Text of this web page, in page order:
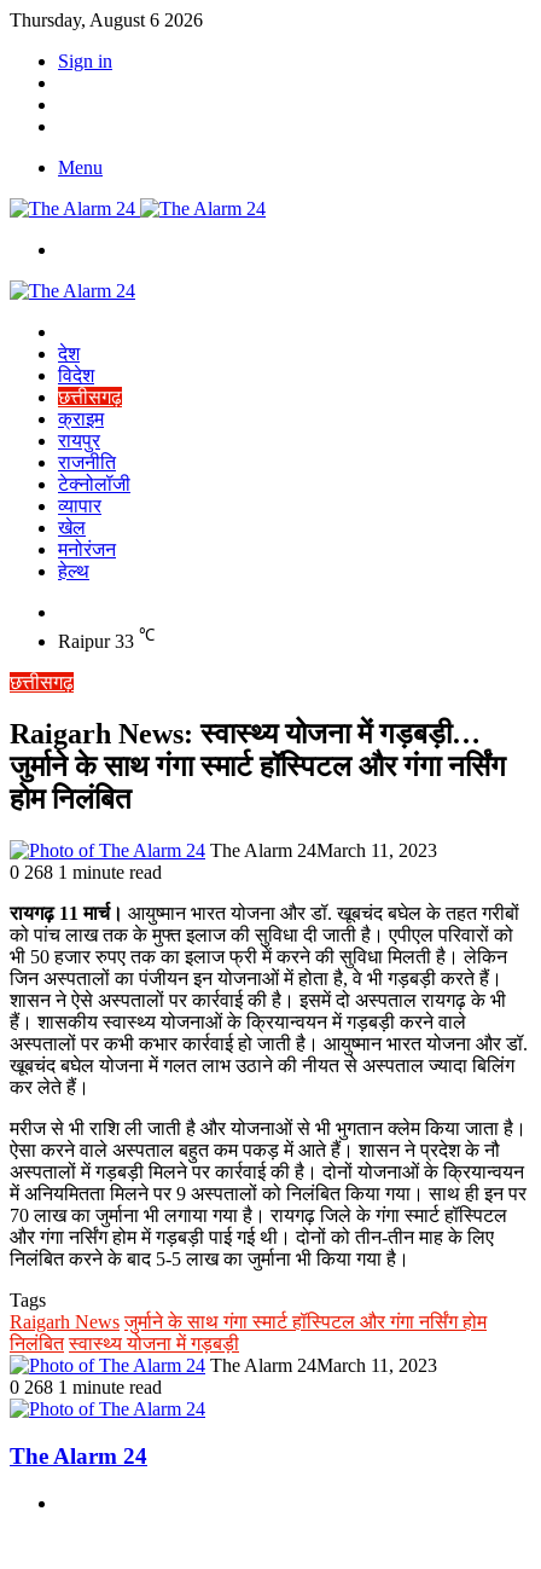
Thursday, August 6 2026
Sign in
Menu
देश
विदेश
छत्तीसगढ़
क्राइम
रायपुर
राजनीति
टेक्नोलॉजी
व्यापार
खेल
मनोरंजन
हेल्थ
skin
Raipur 33 ℃
छत्तीसगढ़
Raigarh News: स्वास्थ्य योजना में गड़बड़ी…
जुर्माने के साथ गंगा स्मार्ट हॉस्पिटल और गंगा नर्सिंग
होम निलंबित
The Alarm 24March 11, 2023
0 268 1 minute read
रायगढ़ 11 मार्च। आयुष्मान भारत योजना और डॉ. खूबचंद बघेल के तहत गरीबों
को पांच लाख तक के मुफ्त इलाज की सुविधा दी जाती है। एपीएल परिवारों को
भी 50 हजार रुपए तक का इलाज फ्री में करने की सुविधा मिलती है। लेकिन
जिन अस्पतालों का पंजीयन इन योजनाओं में होता है, वे भी गड़बड़ी करते हैं।
शासन ने ऐसे अस्पतालों पर कार्रवाई की है। इसमें दो अस्पताल रायगढ़ के भी
हैं। शासकीय स्वास्थ्य योजनाओं के क्रियान्वयन में गड़बड़ी करने वाले
अस्पतालों पर कभी कभार कार्रवाई हो जाती है। आयुष्मान भारत योजना और डॉ.
खूबचंद बघेल योजना में गलत लाभ उठाने की नीयत से अस्पताल ज्यादा बिलिंग
कर लेते हैं।
मरीज से भी राशि ली जाती है और योजनाओं से भी भुगतान क्लेम किया जाता है।
ऐसा करने वाले अस्पताल बहुत कम पकड़ में आते हैं। शासन ने प्रदेश के नौ
अस्पतालों में गड़बड़ी मिलने पर कार्रवाई की है। दोनों योजनाओं के क्रियान्वयन
में अनियमितता मिलने पर 9 अस्पतालों को निलंबित किया गया। साथ ही इन पर
70 लाख का जुर्माना भी लगाया गया है। रायगढ़ जिले के गंगा स्मार्ट हॉस्पिटल
और गंगा नर्सिंग होम में गड़बड़ी पाई गई थी। दोनों को तीन-तीन माह के लिए
निलंबित करने के बाद 5-5 लाख का जुर्माना भी किया गया है।
Tags
Raigarh News जुर्माने के साथ गंगा स्मार्ट हॉस्पिटल और गंगा नर्सिंग होम
निलंबित स्वास्थ्य योजना में गड़बड़ी
The Alarm 24March 11, 2023
0 268 1 minute read
The Alarm 24